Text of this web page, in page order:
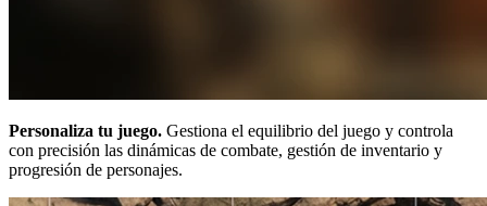
Personaliza tu juego. Gestiona el equilibrio del juego y controla
con precisión las dinámicas de combate, gestión de inventario y
progresión de personajes.